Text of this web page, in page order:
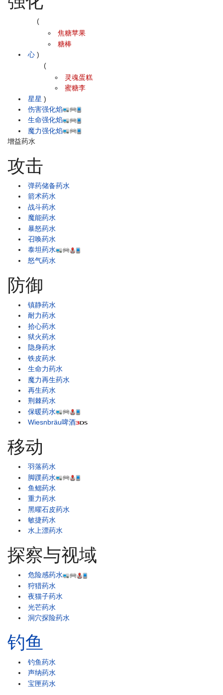
心
(
焦糖苹果
糖棒
)
星星
(
灵魂蛋糕
蜜糖李
)
伤害强化焰
生命强化焰
魔力强化焰
增益药水
攻击
弹药储备药水
箭术药水
战斗药水
魔能药水
暴怒药水
召唤药水
泰坦药水
怒气药水
防御
镇静药水
耐力药水
拾心药水
狱火药水
隐身药水
铁皮药水
生命力药水
魔力再生药水
再生药水
荆棘药水
保暖药水
Wiesnbräu啤酒
移动
羽落药水
脚蹼药水
鱼鳃药水
重力药水
黑曜石皮药水
敏捷药水
水上漂药水
探察与视域
危险感药水
狩猎药水
夜猫子药水
光芒药水
洞穴探险药水
钓鱼
钓鱼药水
声纳药水
宝匣药水